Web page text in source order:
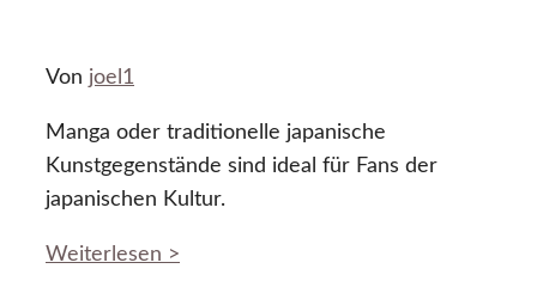
Von joel1
Manga oder traditionelle japanische
Kunstgegenstände sind ideal für Fans der
japanischen Kultur.
Weiterlesen >